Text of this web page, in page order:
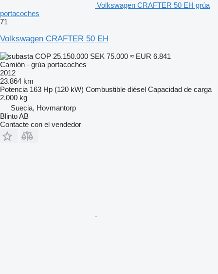
Volkswagen CRAFTER 50 EH grúa
portacoches
71
Volkswagen CRAFTER 50 EH
COP 25.150.000 SEK 75.000 ≈ EUR 6.841
Camión - grúa portacoches
2012
23.864 km
Potencia 163 Hp (120 kW) Combustible diésel Capacidad de carga
2.000 kg
Suecia, Hovmantorp
Blinto AB
Contacte con el vendedor